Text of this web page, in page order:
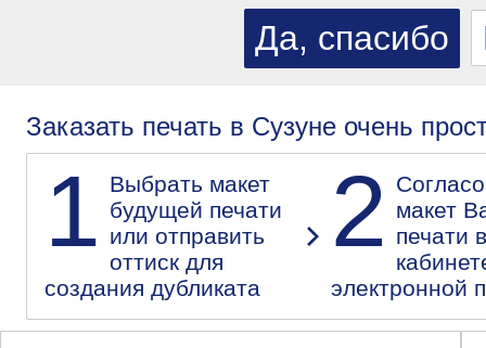
Заказать печать в Сузуне очень
1 Выбрать макет
будущей печати
или отправить
оттиск для
создания дубликата
2
макет
печати
электронной